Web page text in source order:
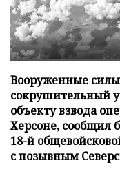
Вооруженные
сокрушительный
объекту взвода
Херсоне, сообщил
18-й
с позывным